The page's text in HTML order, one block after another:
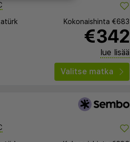
Kokonaishinta €683
€342
lue lisää
Valitse matka